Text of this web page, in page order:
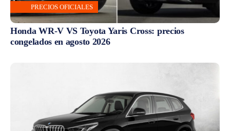
PRECIOS OFICIALES
Honda WR-V VS Toyota Yaris Cross: precios
congelados en agosto 2026